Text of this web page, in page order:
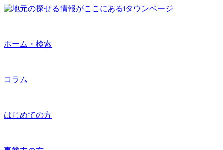
ホーム・検索
コラム
はじめての方